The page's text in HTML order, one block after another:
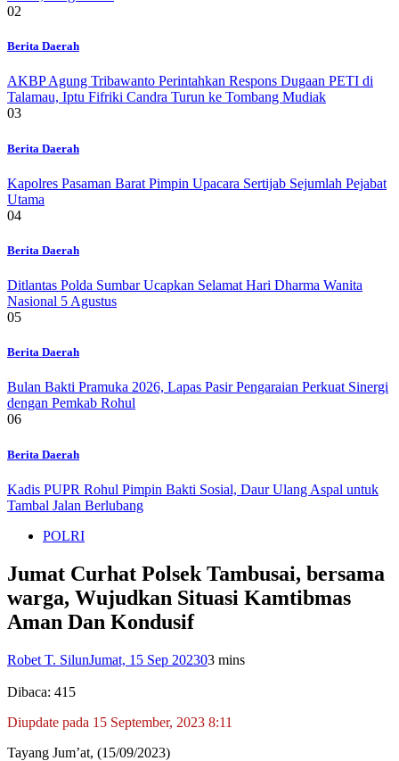
02
Berita Daerah
AKBP Agung Tribawanto Perintahkan Respons Dugaan PETI di
Talamau, Iptu Fifriki Candra Turun ke Tombang Mudiak
03
Berita Daerah
Kapolres Pasaman Barat Pimpin Upacara Sertijab Sejumlah Pejabat
Utama
04
Berita Daerah
Ditlantas Polda Sumbar Ucapkan Selamat Hari Dharma Wanita
Nasional 5 Agustus
05
Berita Daerah
Bulan Bakti Pramuka 2026, Lapas Pasir Pengaraian Perkuat Sinergi
dengan Pemkab Rohul
06
Berita Daerah
Kadis PUPR Rohul Pimpin Bakti Sosial, Daur Ulang Aspal untuk
Tambal Jalan Berlubang
POLRI
Jumat Curhat Polsek Tambusai, bersama
warga, Wujudkan Situasi Kamtibmas
Aman Dan Kondusif
Robet T. SilunJumat, 15 Sep 202303 mins
Dibaca: 415
Diupdate pada 15 September, 2023 8:11
Tayang Jum’at, (15/09/2023)